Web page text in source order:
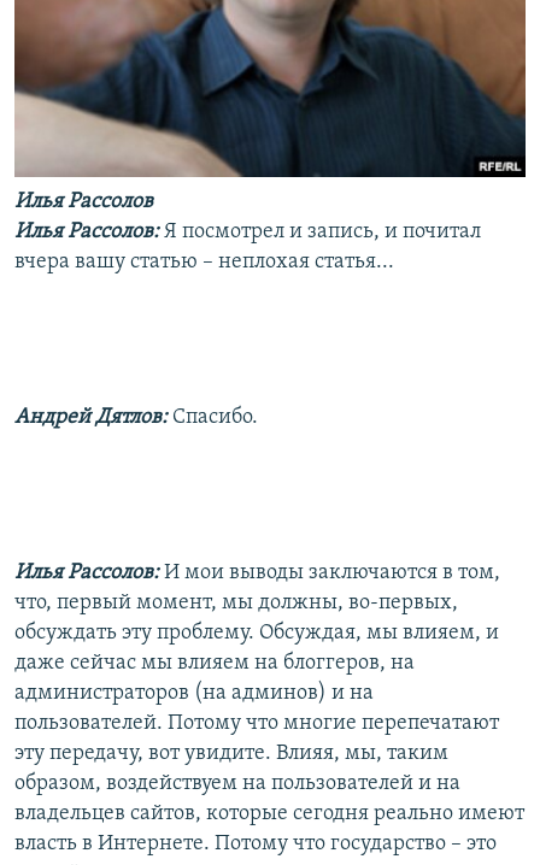
Илья Рассолов
Илья Рассолов: Я посмотрел и запись, и почитал
вчера вашу статью – неплохая статья...
Андрей Дятлов: Спасибо.
Илья Рассолов:И мои выводы заключаются в том,
что, первый момент, мы должны, во-первых,
обсуждать эту проблему. Обсуждая, мы влияем, и
даже сейчас мы влияем на блоггеров, на
администраторов (на админов) и на
пользователей. Потому что многие перепечатают
эту передачу, вот увидите. Влияя, мы, таким
образом, воздействуем на пользователей и на
владельцев сайтов, которые сегодня реально имеют
власть в Интернете. Потому что государство – это